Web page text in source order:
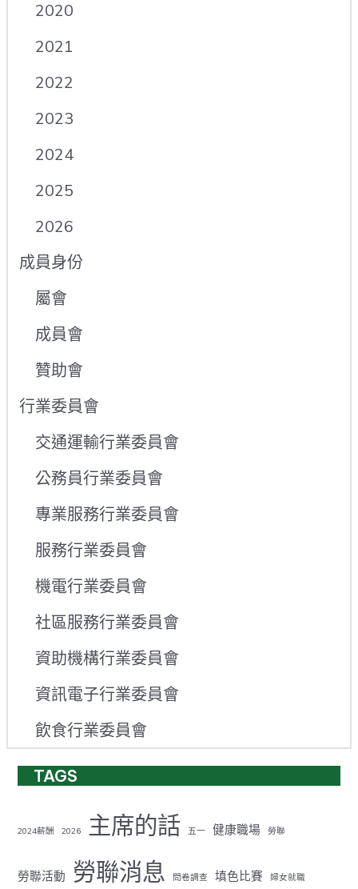
2020
2021
2022
2023
2024
2025
2026
成員身份
屬會
成員會
贊助會
行業委員會
交通運輸行業委員會
公務員行業委員會
專業服務行業委員會
服務行業委員會
機電行業委員會
社區服務行業委員會
資助機構行業委員會
資訊電子行業委員會
飲食行業委員會
TAGS
2024薪酬 2026 主席的話 五一 健康職場 勞聯
勞聯活動 勞聯消息 問卷調查 填色比賽 婦女就職